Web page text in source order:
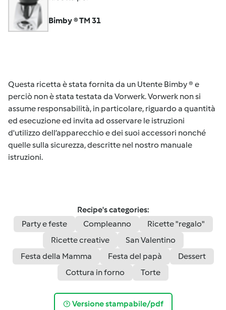
Bimby ® TM 31
Questa ricetta è stata fornita da un Utente Bimby ® e
perciò non è stata testata da Vorwerk. Vorwerk non si
assume responsabilità, in particolare, riguardo a quantità
ed esecuzione ed invita ad osservare le istruzioni
d'utilizzo dell’apparecchio e dei suoi accessori nonché
quelle sulla sicurezza, descritte nel nostro manuale
istruzioni.
Recipe's categories:
Party e feste
Compleanno
Ricette "regalo"
Ricette creative
San Valentino
Festa della Mamma
Festa del papà
Dessert
Cottura in forno
Torte
Versione stampabile/pdf